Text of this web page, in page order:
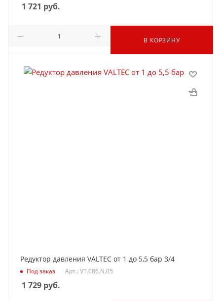
1 721 руб.
В КОРЗИНУ
Редуктор давления VALTEC от 1 до 5,5 бар 3/4
Под заказ Арт.: VT.086.N.05
1 729 руб.